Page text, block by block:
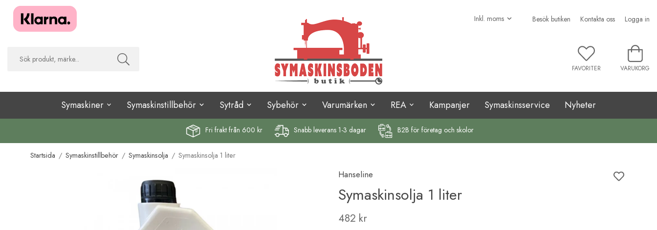
Besök butiken Kontakta oss Logga in
FAVORITER VARUKORG
Symaskiner Symaskinstillbehör Sytråd Sybehör Varumärken REA Kampanjer Symaskinsservice Nyheter
Fri fraktfrån 600 kr Snabb leverans 1-3 dagar B2B för företag och skolor
Startsida / Symaskinstillbehör / Symaskinsolja / Symaskinsolja 1 liter
Hanseline
Symaskinsolja 1 liter
482 kr